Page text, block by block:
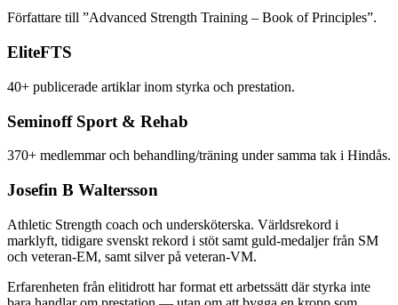
Författare till ”Advanced Strength Training – Book of Principles”.
EliteFTS
40+ publicerade artiklar inom styrka och prestation.
Seminoff Sport & Rehab
370+ medlemmar och behandling/träning under samma tak i Hindås.
Josefin B Waltersson
Athletic Strength coach och undersköterska. Världsrekord i
marklyft, tidigare svenskt rekord i stöt samt guld-medaljer från SM
och veteran-EM, samt silver på veteran-VM.
Erfarenheten från elitidrott har format ett arbetssätt där styrka inte